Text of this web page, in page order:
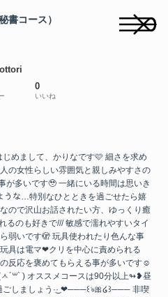
書コース）
0
いいね
まして、かりなです🩷 細さを求め
の女性らしい雰囲気と親しみやすさの
が多いです🥹 一緒にいる時間は思いき
うな…特別なひとときを過ごせたら嬉
ので沢山お話されたい方、ゆっくり癒
るのも好きで/// 敏感で濡れやすいタイ
弱いです🫣 玩具使われたり色んな事
具は電マ❤︎クリを中心に責められる
反応を褒めてもらえる事が多いです☺️
´꒳` ) オススメコースは90分以上↬❥昼
しましょう‪·͜· ❤︎‬ ​───꒰ঌ🎀໒꒱​─── 非喫